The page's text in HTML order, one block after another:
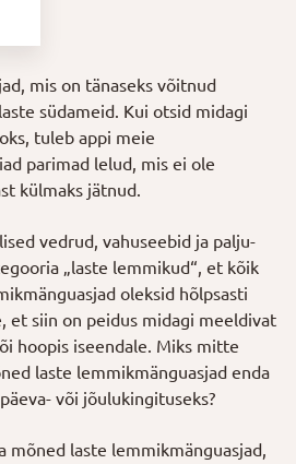
mis on tänaseks võitnud
südameid. Kui otsid midagi
tuleb appi meie
parimad lelud, mis ei ole
külmaks jätnud.
vedrud, vahuseebid ja palju-
„laste lemmikud“, et kõik
oleksid hõlpsasti
et siin on peidus midagi meeldivat
hoopis iseendale. Miks mitte
laste lemmikmänguasjad enda
või jõulukingituseks?
mõned laste lemmikmänguasjad,